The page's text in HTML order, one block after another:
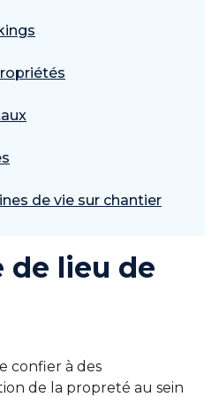
de vie sur chantier
de lieu de
confier à des
de la propreté au sein